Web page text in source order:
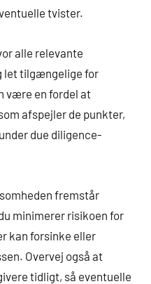
tvister.
alle relevante
let tilgængelige for
være en fordel at
afspejler de punkter,
due diligence-
fremstår
minimerer risikoen for
kan forsinke eller
Overvej også at
tidligt, så eventuelle